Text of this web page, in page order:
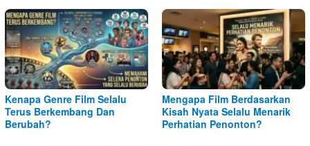
Kenapa Genre Film Selalu
Terus Berkembang Dan
Berubah?
Mengapa Film Berdasarkan
Kisah Nyata Selalu Menarik
Perhatian Penonton?